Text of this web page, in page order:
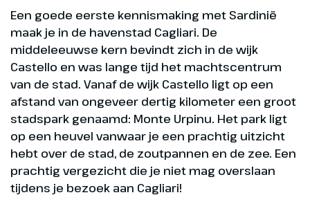
Een goede eerste kennismaking met Sardinië
maak je in de havenstad Cagliari. De
middeleeuwse kern bevindt zich in de wijk
Castello en was lange tijd het machtscentrum
van de stad. Vanaf de wijk Castello ligt op een
afstand van ongeveer dertig kilometer een groot
stadspark genaamd: Monte Urpinu. Het park ligt
op een heuvel vanwaar je een prachtig uitzicht
hebt over de stad, de zoutpannen en de zee. Een
prachtig vergezicht die je niet mag overslaan
tijdens je bezoek aan Cagliari!